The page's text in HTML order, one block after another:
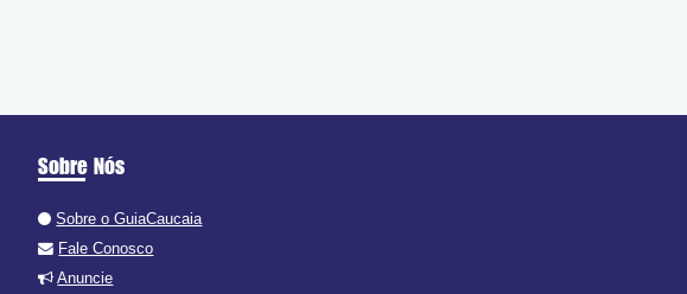
Sobre Nós
Sobre o GuiaCaucaia
Fale Conosco
Anuncie